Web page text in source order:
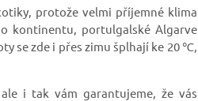
protože velmi příjemné klima
kontinentu, portulgalské Algarve
se zde i přes zimu šplhají ke 20 ℃,
i tak vám garantujeme, že vás